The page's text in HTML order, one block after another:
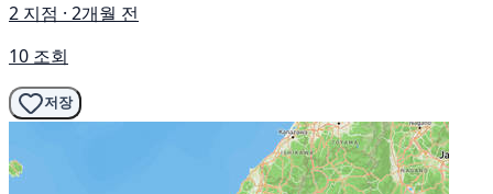
2 지점 · 2개월 전
10 조회
저장